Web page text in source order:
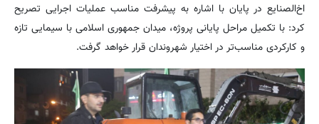
اخ‌الصنایع در پایان با اشاره به پیشرفت مناسب عملیات اجرایی تصریح
کرد: با تکمیل مراحل پایانی پروژه، میدان جمهوری اسلامی با سیمایی تازه
و کارکردی مناسب‌تر در اختیار شهروندان قرار خواهد گرفت.